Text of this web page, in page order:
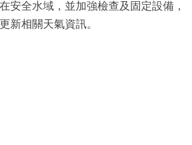
安全水域，並加強檢查及固定設備，
新相關天氣資訊。